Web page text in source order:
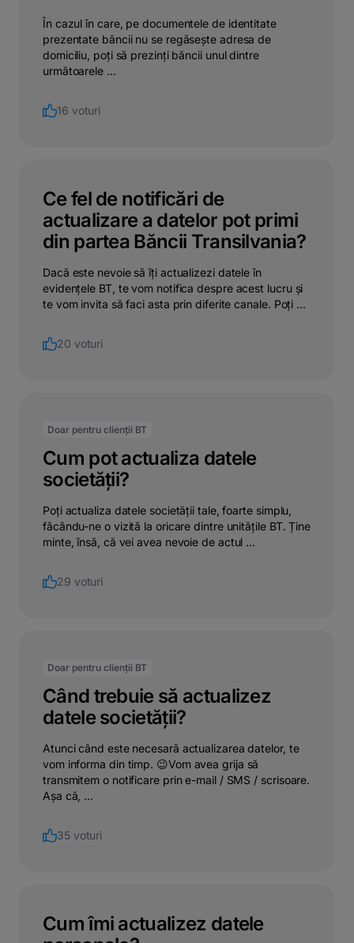
În cazul în care, pe documentele de identitate
prezentate băncii nu se regăsește adresa de
domiciliu, poți să prezinți băncii unul dintre
următoarele ...
16 voturi
Ce fel de notificări de
actualizare a datelor pot primi
din partea Băncii Transilvania?
Dacă este nevoie să îți actualizezi datele în
evidențele BT, te vom notifica despre acest lucru și
te vom invita să faci asta prin diferite canale. Poți ...
20 voturi
Doar pentru clienții BT
Cum pot actualiza datele
societății?
Poți actualiza datele societății tale, foarte simplu,
făcându-ne o vizită la oricare dintre unitățile BT. Ține
minte, însă, că vei avea nevoie de actul ...
29 voturi
Doar pentru clienții BT
Când trebuie să actualizez
datele societății?
Atunci când este necesară actualizarea datelor, te
vom informa din timp. 😉Vom avea grija să
transmitem o notificare prin e-mail / SMS / scrisoare.
Așa că, ...
35 voturi
Cum îmi actualizez datele